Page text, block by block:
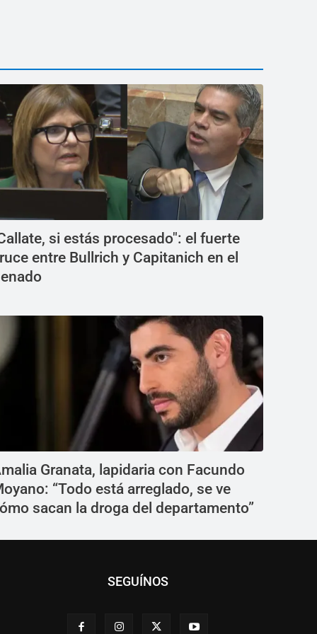
si estás procesado": el fuerte
entre Bullrich y Capitanich en el
Granata, lapidaria con Facundo
“Todo está arreglado, se ve
sacan la droga del departamento”
SEGUÍNOS